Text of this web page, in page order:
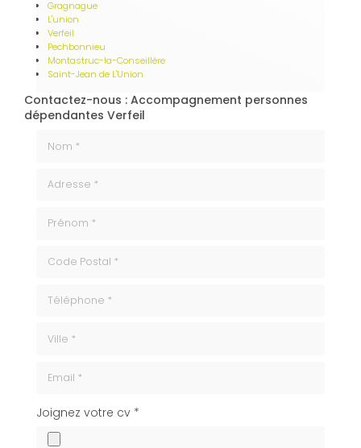
Gragnague
L'union
Verfeil
Pechbonnieu
Montastruc-la-Conseillère
Saint-Jean de L'Union
Contactez-nous : Accompagnement personnes
dépendantes Verfeil
cv
Joignez votre cv *